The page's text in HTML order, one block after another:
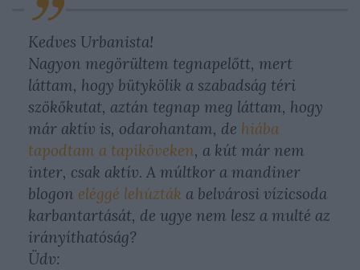
Kedves Urbanista!
Nagyon megörültem tegnapelőtt, mert
láttam, hogy bütykölik a szabadság téri
szökőkutat, aztán tegnap meg láttam, hogy
már aktív is, odarohantam, de hiába
tapodtam a tapiköveken, a kút már nem
inter, csak aktív. A múltkor a mandiner
blogon eléggé lehúzták a belvárosi vízicsoda
karbantartását, de ugye nem lesz a multé az
irányíthatóság?
Üdv: